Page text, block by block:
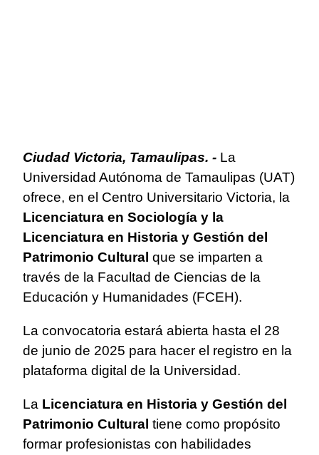
Ciudad Victoria, Tamaulipas. - La
Universidad Autónoma de Tamaulipas (UAT)
ofrece, en el Centro Universitario Victoria, la
Licenciatura en Sociología y la
Licenciatura en Historia y Gestión del
Patrimonio Cultural que se imparten a
través de la Facultad de Ciencias de la
Educación y Humanidades (FCEH).
La convocatoria estará abierta hasta el 28
de junio de 2025 para hacer el registro en la
plataforma digital de la Universidad.
La Licenciatura en Historia y Gestión del
Patrimonio Cultural tiene como propósito
formar profesionistas con habilidades